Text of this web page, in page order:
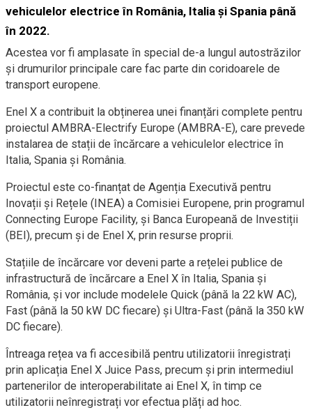
vehiculelor electrice în România, Italia şi Spania până
în 2022.
Acestea vor fi amplasate în special de-a lungul autostrăzilor
şi drumurilor principale care fac parte din coridoarele de
transport europene.
Enel X a contribuit la obținerea unei finanțări complete pentru
proiectul AMBRA-Electrify Europe (AMBRA-E), care prevede
instalarea de stații de încărcare a vehiculelor electrice în
Italia, Spania și România.
Proiectul este co-finanțat de Agenția Executivă pentru
Inovații și Rețele (INEA) a Comisiei Europene, prin programul
Connecting Europe Facility, și Banca Europeană de Investiții
(BEI), precum și de Enel X, prin resurse proprii.
Stațiile de încărcare vor deveni parte a rețelei publice de
infrastructură de încărcare a Enel X în Italia, Spania și
România, și vor include modelele Quick (până la 22 kW AC),
Fast (până la 50 kW DC fiecare) și Ultra-Fast (până la 350 kW
DC fiecare).
Întreaga rețea va fi accesibilă pentru utilizatorii înregistrați
prin aplicația Enel X Juice Pass, precum și prin intermediul
partenerilor de interoperabilitate ai Enel X, în timp ce
utilizatorii neînregistrați vor efectua plăți ad hoc.